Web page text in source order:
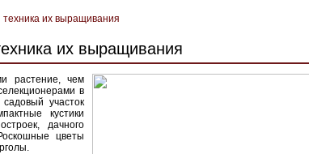
их выращивания
их выращивания
растение, чем
в
участок
кустики
дачного
цветы